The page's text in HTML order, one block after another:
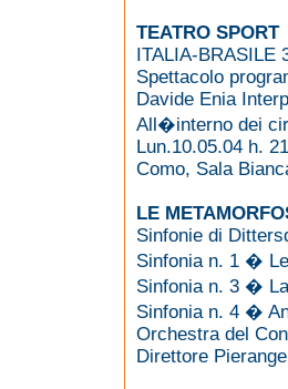
TEATRO SPORT
ITALIA-BRASILE
Spettacolo
Davide Enia
All�interno dei
Lun.10.05.04 h. 21
Como, Sala
LE
Sinfonie di
Sinfonia n. 1 �
Sinfonia n. 3 �
Sinfonia n. 4 �
Orchestra del
Direttore